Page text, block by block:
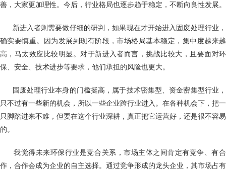
善，大家更加理性。今后，行业格局也逐步趋于稳定，不断向良性发展。
新进入者则需要做仔细的研判，如果现在才开始进入固废处理行业，
确实要慎重。因为发展到现有阶段，市场格局基本稳定，集中度越来越
高，马太效应比较明显。对于新进入者而言，挑战比较大，且要面对环
保、安全、技术进步等要求，他们承担的风险也更大。
固废处理行业本身的门槛挺高，属于技术密集型、资金密集型行业，
只不过有一些新的机会，所以一些企业跨行业进入。在各种机会下，把一
只脚踏进来不难，但要在这个行业深耕，真正把它运营好，还是很不容易
的。
我觉得未来环保行业是竞合关系，市场主体之间肯定有竞争、有合
作，合作会成为企业的自主选择。通过竞争形成的龙头企业，其市场占有